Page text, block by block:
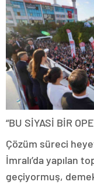
“BU SİYASİ BİR
Çözüm süreci
İmralı’da yapılan
geçiyormuş,